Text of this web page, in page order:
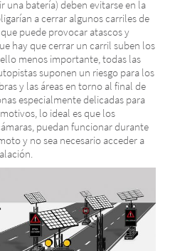
una batería) deben evitarse en la
a cerrar algunos carriles de
puede provocar atascos y
hay que cerrar un carril suben los
menos importante, todas las
suponen un riesgo para los
y las áreas en torno al final de
especialmente delicadas para
lo ideal es que los
puedan funcionar durante
y no sea necesario acceder a